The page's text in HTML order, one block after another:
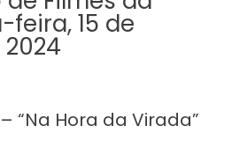
feira, 15 de
“Na Hora da Virada”